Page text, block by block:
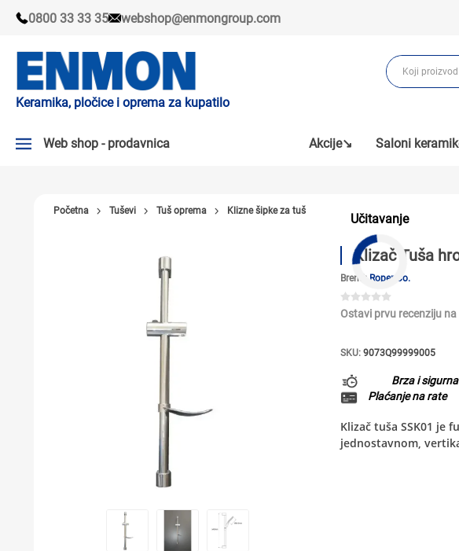
0800 33 33 35 webshop@enmongroup.com
Keramika, pločice i oprema za kupatilo
Web shop - prodavnica
PLOČICE
PODNE I ZIDNE OBLOGE
LAJSNE ZA PLOČICE
Akcije↘ Saloni
Učitavanje
Početna Tuševi Tuš oprema Klizne šipke za tuš
Klizač Tuša
Brend: Roper Co.
Ostavi prvu recenziju
SKU: 9073Q99999005
Brza i
Plaćanje na rate
Klizač tuša SSK01
jednostavnom,